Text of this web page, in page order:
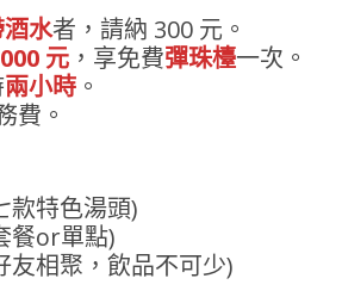
酒水者，請納 300 元。
元 ，享免費彈珠檯一次。
兩小時 。
費。
款特色湯頭)
餐or單點)
友相聚，飲品不可少)